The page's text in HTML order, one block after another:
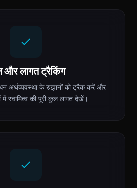
और लागत ट्रैकिंग
अर्थव्यवस्था के रुझानों को ट्रैक करें और
में स्वामित्व की पूरी कुल लागत देखें।